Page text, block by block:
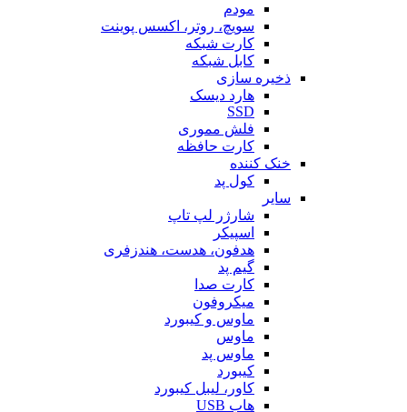
مودم
سویچ، روتر، اکسس پوینت
کارت شبکه
کابل شبکه
ذخیره سازی
هارد دیسک
SSD
فلش مموری
کارت حافظه
خنک کننده
کول پد
سایر
شارژر لپ تاپ
اسپیکر
هدفون، هدست، هندزفری
گیم پد
کارت صدا
میکروفون
ماوس و کیبورد
ماوس
ماوس پد
کیبورد
کاور، لیبل کیبورد
هاب USB